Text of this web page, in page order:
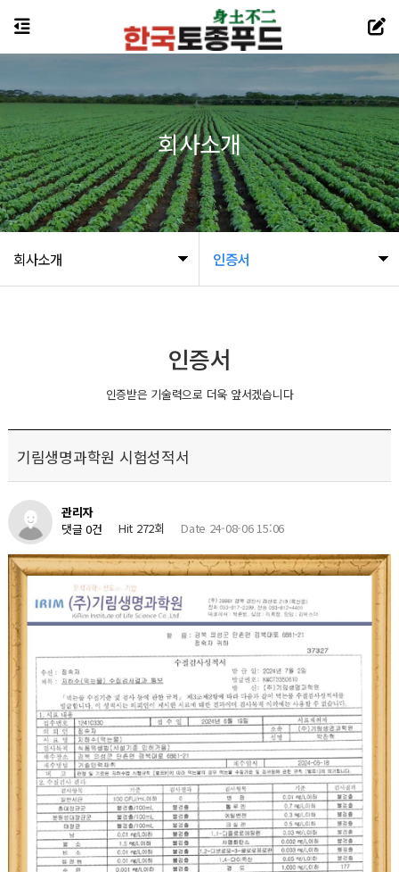
회사소개 인증서
회사소개
인증서
인증받은 기술력으로 더욱 앞서겠습니다
기림생명과학원 시험성적서
관리자
댓글 0건
Hit 272회 Date 24-08-06 15:06